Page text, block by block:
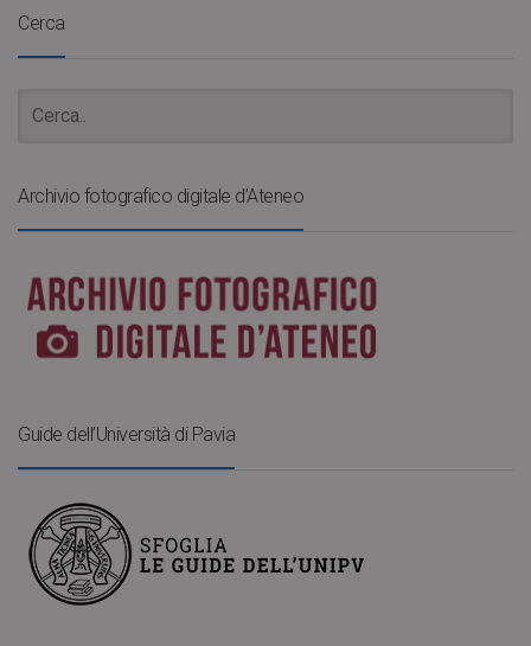
Cerca
Archivio fotografico digitale d’Ateneo
Guide dell’Università di Pavia